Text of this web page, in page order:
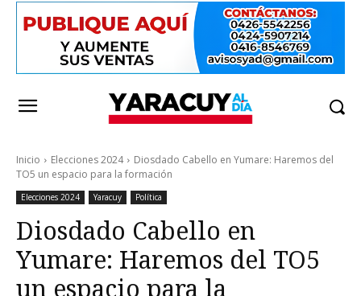
Inicio Elecciones 2024
Diosdado Cabello en Yumare: Haremos del
TO5 un espacio para la formación
Elecciones 2024 Yaracuy Política
Diosdado Cabello en
Yumare: Haremos del TO5
un espacio para la